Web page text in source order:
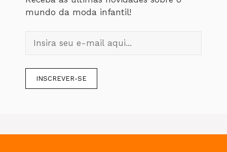
mundo da moda infantil!